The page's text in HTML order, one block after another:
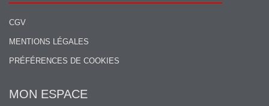
CGV
MENTIONS LÉGALES
PRÉFÉRENCES DE COOKIES
MON ESPACE